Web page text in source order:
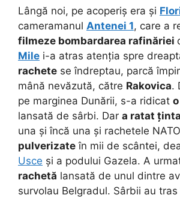
Lângă noi, pe acoperiș era și
cameramanul Antenei 1, care a
filmeze bombardarea rafinăriei
Mile i-a atras atenția spre
rachete se îndreptau, parcă
mână nevăzută, către Rakovica.
pe marginea Dunării, s-a ridicat o
lansată de sârbi. Dar a ratat ținta
una și încă una și rachetele
pulverizate în mii de scântei,
Usce și a podului Gazela. A
rachetă lansată de unul dintre
survolau Belgradul. Sârbii au